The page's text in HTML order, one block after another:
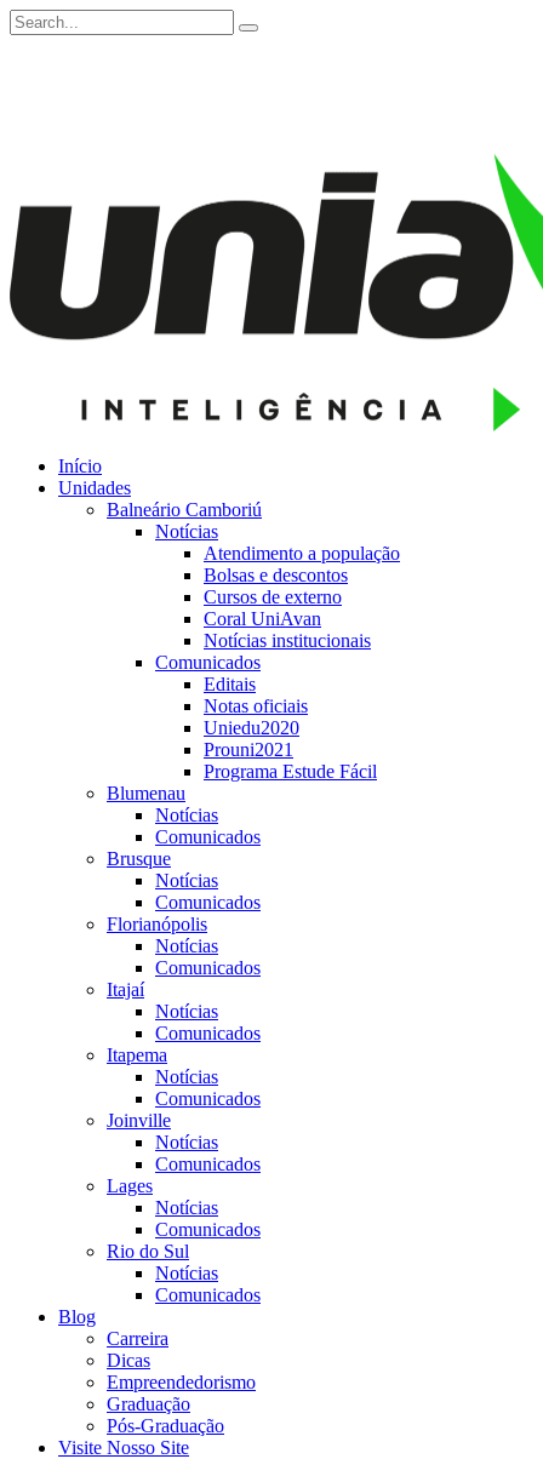
Início
Unidades
Balneário Camboriú
Notícias
Atendimento a população
Bolsas e descontos
Cursos de externo
Coral UniAvan
Notícias institucionais
Comunicados
Editais
Notas oficiais
Uniedu2020
Prouni2021
Programa Estude Fácil
Blumenau
Notícias
Comunicados
Brusque
Notícias
Comunicados
Florianópolis
Notícias
Comunicados
Itajaí
Notícias
Comunicados
Itapema
Notícias
Comunicados
Joinville
Notícias
Comunicados
Lages
Notícias
Comunicados
Rio do Sul
Notícias
Comunicados
Blog
Carreira
Dicas
Empreendedorismo
Graduação
Pós-Graduação
Visite Nosso Site